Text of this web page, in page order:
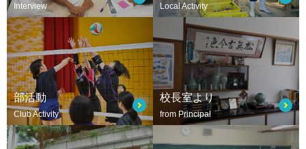
Interview Local Activity
部活動
Club Activity
校長室より
from Principal